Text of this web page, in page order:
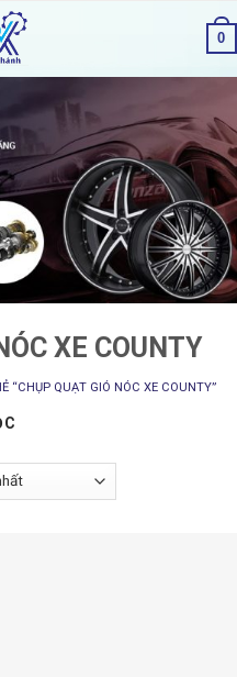
0
XE COUNTY
“CHỤP QUẠT GIÓ NÓC XE COUNTY”